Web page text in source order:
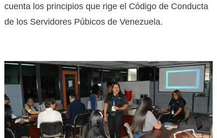
cuenta los principios que rige el Código de Conducta
de los Servidores Púbicos de Venezuela.